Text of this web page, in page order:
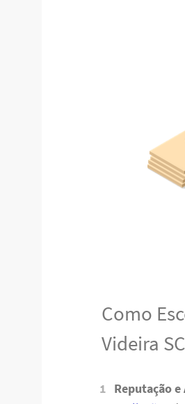
Como
Videira SC
Reputação e